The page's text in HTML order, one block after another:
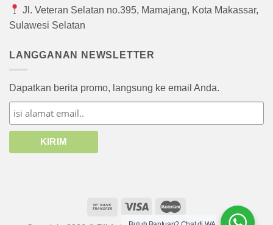
Jl. Veteran Selatan no.395, Mamajang, Kota Makassar,
Sulawesi Selatan
LANGGANAN NEWSLETTER
Dapatkan berita promo, langsung ke email Anda.